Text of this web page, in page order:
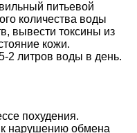
питьевой
количества воды
вывести токсины из
кожи.
2 литров воды в день.
похудения.
к нарушению обмена